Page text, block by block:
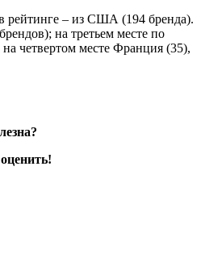
рейтинге – из США (194 бренда).
на третьем месте по
четвертом месте Франция (35),